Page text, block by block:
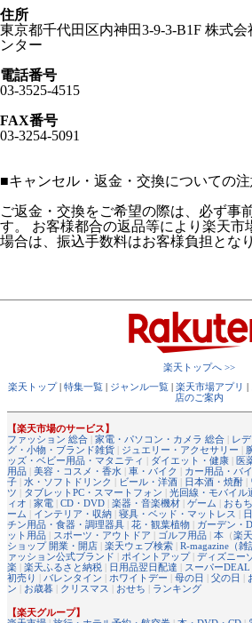
住所
東京都千代田区内神田3-9-3-B1F 株式
ンター
電話番号
03-3525-4515
FAX番号
03-3254-5091
■キャンセル・返金・交換についての
ご返金・交換をご希望の際は、必ず事
す。 お客様都合の返品等により楽天市
場合は、振込手数料はお客様負担とな
楽天トップへ >>
楽天トップ| 特集一覧 | ジャンル一覧 | 楽天市場アプリ |
店のご案内
【楽天市場のサービス】
ファッション 総合 | 家電・パソコン・カメラ 総合 | レ
グ・小物・ブランド雑貨 | ジュエリー・アクセサリー |
ッズ・ベビー用品・マタニティ | ダイエット・健康 | 医
用品 | 美容・コスメ・香水 | 車・バイク | カー用品・バ
子 | 水・ソフトドリンク | ビール・洋酒 | 日本酒・焼酎 |
ツ | タブレットPC・スマートフォン | 光回線・モバイル
ィオ | 家電 | CD・DVD | 楽器・音楽機材 | ゲーム | おも
ーム | インテリア・収納 | 寝具・ベッド・マットレス |
チン用品・食器・調理器具 | 花・観葉植物 | ガーデン・
ット用品 | スポーツ・アウトドア | ゴルフ用品 | 本 （楽
ショップ 開業・開店 | 楽天ウェブ検索 | R-magazine（雑
ァッション公式ブランド | ポイントアップ| ディズニー
楽 | 楽天ふるさと納税 | 日用品翌日配達 | スーパーDEAL
初売り | バレンタイン | ホワイトデー | 母の日 | 父の日 |
ン | お歳暮 | クリスマス | おせち | ランキング
【楽天グループ】